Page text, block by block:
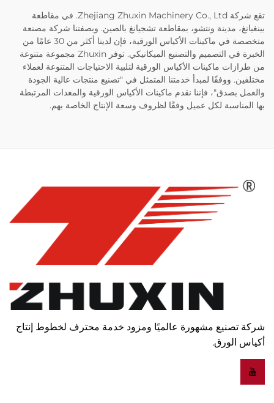
تقع شركة Zhejiang Zhuxin Machinery Co., Ltd. في مقاطعة
بينغيانغ، مدينة ونتشو، بمقاطعة تشجيانغ بالصين. وبصفتنا شركة مصنعة
متخصصة في ماكينات الأكياس الورقية، فإن لدينا أكثر من 30 عامًا من
الخبرة في التصميم والتصنيع الميكانيكي. توفر Zhuxin مجموعة متنوعة
من طرازات ماكينات الأكياس الورقية لتلبية الاحتياجات المتنوعة لعملاء
مختلفين. ووفقًا لمبدأ خدمتنا المتمثل في "تصنيع منتجات عالية الجودة
والعمل بصدق"، فإننا نقدم ماكينات الأكياس الورقية والمعدات المرتبطة
بها المناسبة لكل عميل وفقًا لظروف وسعة الإنتاج الخاصة بهم.
شركة تصنيع مشهورة عالميًا ومزود خدمة محترف لخطوط إنتاج
أكياس الورق.